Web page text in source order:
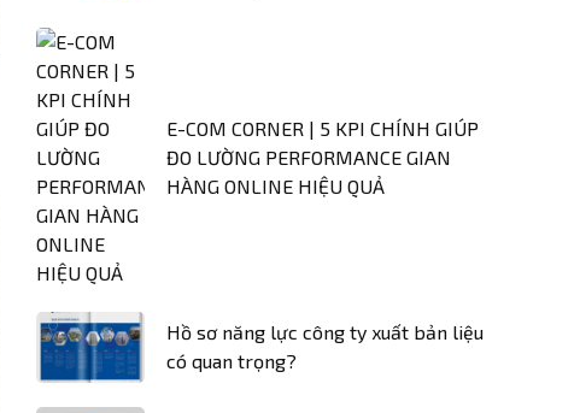
E-COM CORNER | 5 KPI CHÍNH GIÚP
ĐO LƯỜNG PERFORMANCE GIAN
HÀNG ONLINE HIỆU QUẢ
Hồ sơ năng lực công ty xuất bản liệu
có quan trọng?